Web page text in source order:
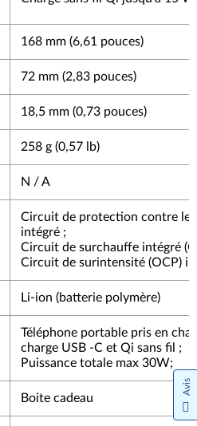
168 mm (6,61 pouces)
72 mm (2,83 pouces)
18,5 mm (0,73 pouces)
258 g (0,57 lb)
N / A
Circuit de protection contre
intégré ;
Circuit de surchauffe intégré
Circuit de surintensité (OCP)
Li-ion (batterie polymère)
Téléphone portable pris en
charge USB -C et Qi sans fil ;
Puissance totale max 30W;
Boite cadeau
Avis